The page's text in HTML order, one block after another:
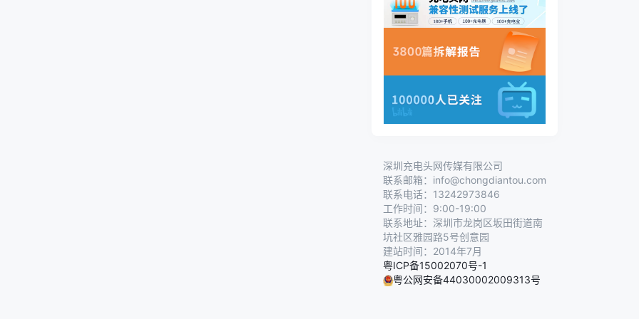
深圳充电头网传媒有限公司
联系邮箱：info@chongdiantou.com
联系电话：13242973846
工作时间：9:00-19:00
联系地址：深圳市龙岗区坂田街道南
坑社区雅园路5号创意园
建站时间：2014年7月
粤ICP备15002070号-1
粤公网安备44030002009313号